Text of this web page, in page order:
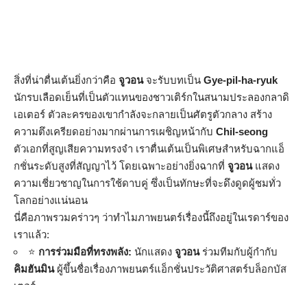
สิ่งที่น่าตื่นเต้นยิ่งกว่าคือ จูวอนจะรับบทเป็น Gye-pil-ha-ryuk
นักรบเลือดเย็นที่เป็นตัวแทนของชาวเติร์กในสนามประลองกลาดิ
เอเตอร์ ตัวละครของเขากำลังจะกลายเป็นศัตรูตัวกลาง สร้าง
ความตึงเครียดอย่างมากผ่านการเผชิญหน้ากับ Chil-seong
ตัวเอกที่สูญเสียความทรงจำ เราตื่นเต้นเป็นพิเศษสำหรับฉากแอ็
กชั่นระดับสูงที่สัญญาไว้ โดยเฉพาะอย่างยิ่งฉากที่ จูวอนแสดง
ความเชี่ยวชาญในการใช้ดาบคู่ ซึ่งเป็นทักษะที่จะดึงดูดผู้ชมทั่ว
โลกอย่างแน่นอน
นี่คือภาพรวมคร่าวๆ ว่าทำไมภาพยนตร์เรื่องนี้ถึงอยู่ในเรดาร์ของ
เราแล้ว:
⭐ การร่วมมือที่ทรงพลัง: นักแสดง จูวอนร่วมทีมกับผู้กำกับ
คิมฮันมินผู้ขึ้นชื่อเรื่องภาพยนตร์แอ็กชั่นประวัติศาสตร์บล็อกบัส